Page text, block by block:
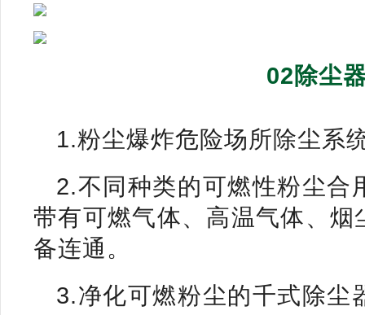
02除尘
1.粉尘爆炸危险场所除尘系
2.不同种类的可燃性粉尘合
带有可燃气体、高温气体、
备连通。
3.净化可燃粉尘的千式除尘